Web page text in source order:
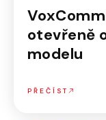
otevřeně
modelu
PŘEČÍST